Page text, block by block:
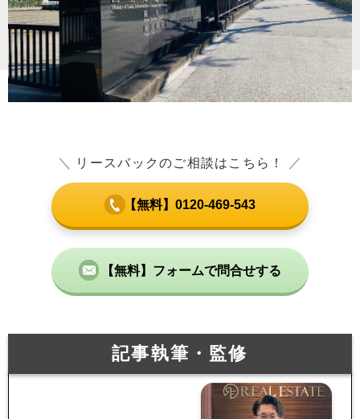
＼ リースバックのご相談はこちら！ ／
【無料】0120-469-543
【無料】フォームで問合せする
記事執筆・監修